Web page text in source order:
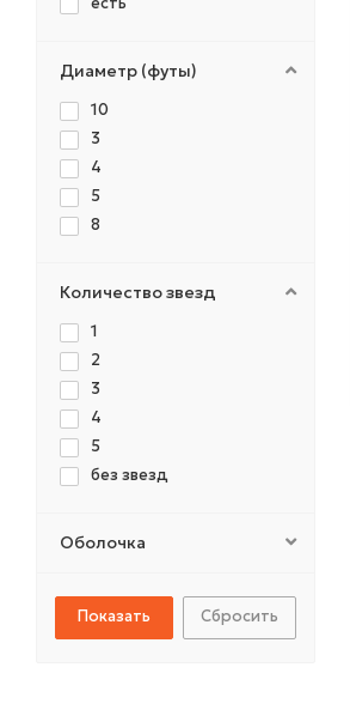
Диаметр (футы)
10
3
4
5
8
Количество звезд
1
2
3
4
5
без звезд
Оболочка
Сбросить